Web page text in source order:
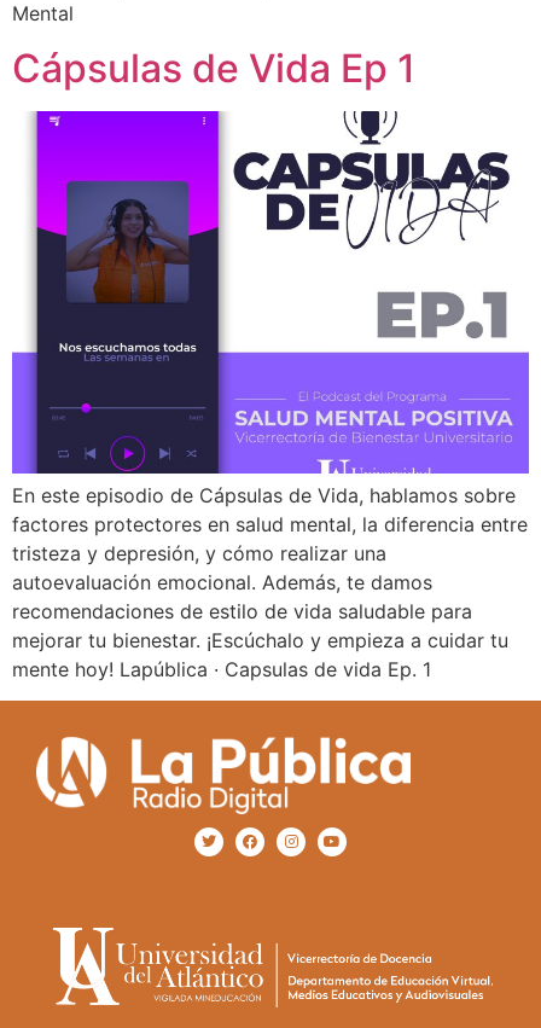
Mental
Cápsulas de Vida Ep 1
En este episodio de Cápsulas de Vida, hablamos sobre
factores protectores en salud mental, la diferencia entre
tristeza y depresión, y cómo realizar una
autoevaluación emocional. Además, te damos
recomendaciones de estilo de vida saludable para
mejorar tu bienestar. ¡Escúchalo y empieza a cuidar tu
mente hoy! Lapública · Capsulas de vida Ep. 1